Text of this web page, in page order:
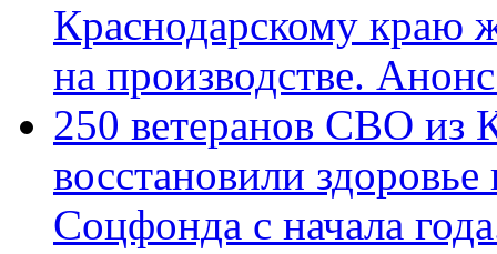
Краснодарскому краю
на производстве.
250 ветеранов СВО из
восстановили
Соцфонда с начала